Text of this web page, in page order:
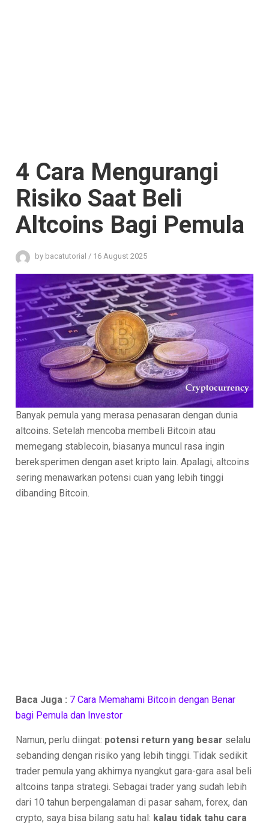
4 Cara Mengurangi
Risiko Saat Beli
Altcoins Bagi Pemula
by bacatutorial / 16 August 2025
Banyak pemula yang merasa penasaran dengan dunia
altcoins. Setelah mencoba membeli Bitcoin atau
memegang stablecoin, biasanya muncul rasa ingin
bereksperimen dengan aset kripto lain. Apalagi, altcoins
sering menawarkan potensi cuan yang lebih tinggi
dibanding Bitcoin.
Baca Juga : 7 Cara Memahami Bitcoin dengan Benar
bagi Pemula dan Investor
Namun, perlu diingat: potensi return yang besar selalu
sebanding dengan risiko yang lebih tinggi. Tidak sedikit
trader pemula yang akhirnya nyangkut gara-gara asal beli
altcoins tanpa strategi. Sebagai trader yang sudah lebih
dari 10 tahun berpengalaman di pasar saham, forex, dan
crypto, saya bisa bilang satu hal: kalau tidak tahu cara